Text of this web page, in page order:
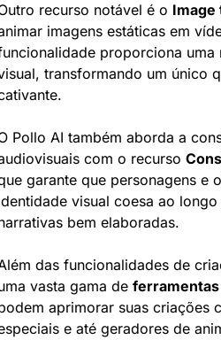
recurso notável é o Image
imagens estáticas em
proporciona uma
transformando um único
Pollo AI também aborda a
com o recurso
garante que personagens e
visual coesa ao
bem elaboradas.
das funcionalidades de
vasta gama de
aprimorar suas criações
e até geradores de